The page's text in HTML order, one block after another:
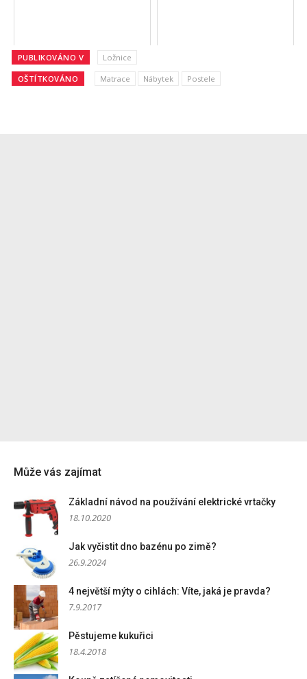
PUBLIKOVÁNO V Ložnice
OŠTÍTKOVÁNO Matrace Nábytek Postele
Může vás zajímat
Základní návod na používání elektrické vrtačky
18.10.2020
Jak vyčistit dno bazénu po zimě?
26.9.2024
4 největší mýty o cihlách: Víte, jaká je pravda?
7.9.2017
Pěstujeme kukuřici
18.4.2018